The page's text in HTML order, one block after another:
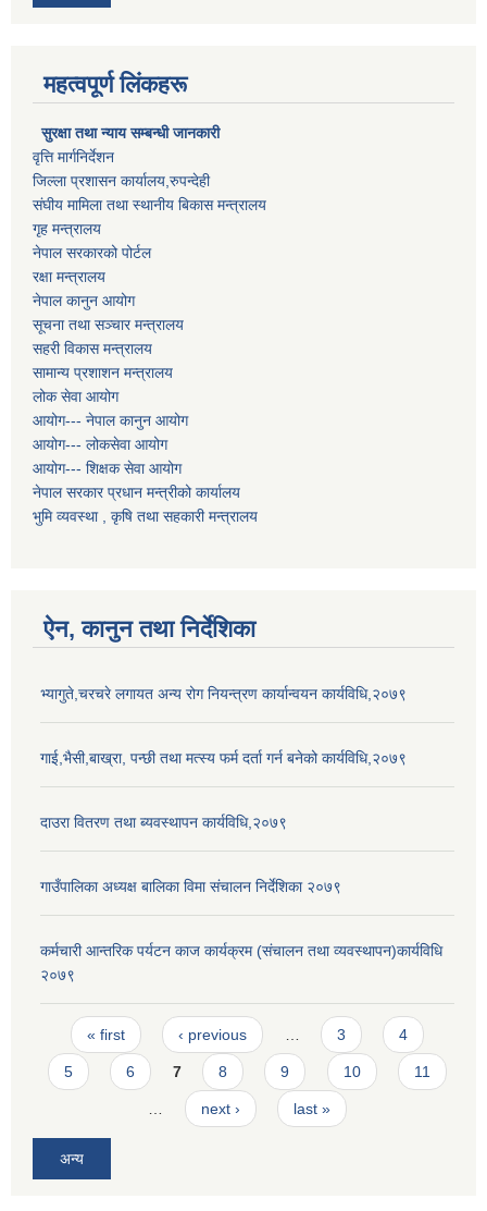
महत्वपूर्ण लिंकहरू
सुरक्षा तथा न्याय सम्बन्धी जानकारी
वृत्ति मार्गनिर्देशन
जिल्ला प्रशासन कार्यालय,रुपन्देही
संघीय मामिला तथा स्थानीय बिकास मन्त्रालय
गृह मन्त्रालय
नेपाल सरकारको पोर्टल
रक्षा मन्त्रालय
नेपाल कानुन आयोग
सूचना तथा सञ्चार मन्त्रालय
सहरी विकास मन्त्रालय
सामान्य प्रशाशन मन्त्रालय
लोक सेवा आयोग
आयोग--- नेपाल कानुन आयोग
आयोग--- लोकसेवा आयोग
आयोग--- शिक्षक सेवा आयोग
नेपाल सरकार प्रधान मन्त्रीको कार्यालय
भुमि व्यवस्था , कृषि तथा सहकारी मन्त्रालय
ऐन, कानुन तथा निर्देशिका
भ्यागुते,चरचरे लगायत अन्य रोग नियन्त्रण कार्यान्वयन कार्यविधि,२०७९
गाई,भैसी,बाख्रा, पन्छी तथा मत्स्य फर्म दर्ता गर्न बनेको कार्यविधि,२०७९
दाउरा वितरण तथा ब्यवस्थापन कार्यविधि,२०७९
गाउँपालिका अध्यक्ष बालिका विमा संचालन निर्देशिका २०७९
कर्मचारी आन्तरिक पर्यटन काज कार्यक्रम (संचालन तथा व्यवस्थापन)कार्यविधि
२०७९
Pages
« first ‹ previous 3 4
5 6 7 8 9 10 11
next › last »
अन्य